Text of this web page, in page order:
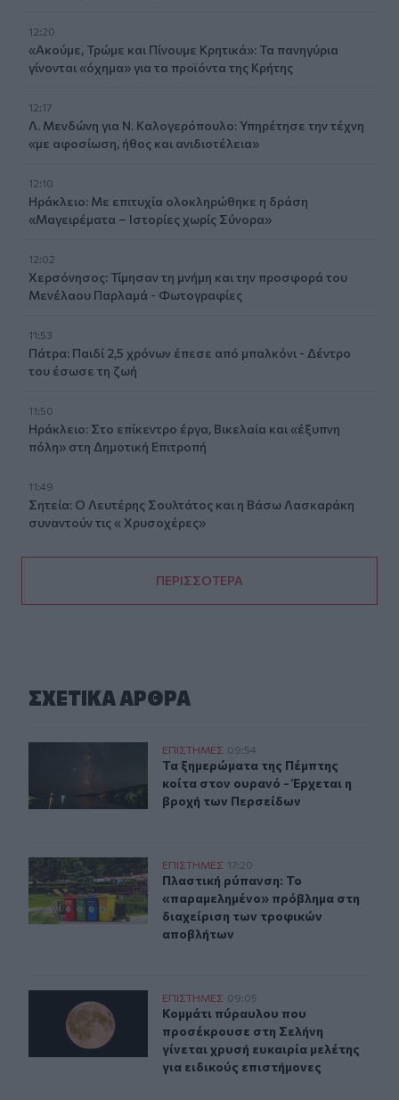
12:20
«Ακούμε, Τρώμε και Πίνουμε Κρητικά»: Τα πανηγύρια
γίνονται «όχημα» για τα προϊόντα της Κρήτης
12:17
Λ. Μενδώνη για Ν. Καλογερόπουλο: Υπηρέτησε την τέχνη
«με αφοσίωση, ήθος και ανιδιοτέλεια»
12:10
Ηράκλειο: Με επιτυχία ολοκληρώθηκε η δράση
«Μαγειρέματα – Ιστορίες χωρίς Σύνορα»
12:02
Χερσόνησος: Τίμησαν τη μνήμη και την προσφορά του
Μενέλαου Παρλαμά - Φωτογραφίες
11:53
Πάτρα: Παιδί 2,5 χρόνων έπεσε από μπαλκόνι - Δέντρο
του έσωσε τη ζωή
11:50
Ηράκλειο: Στο επίκεντρο έργα, Βικελαία και «έξυπνη
πόλη» στη Δημοτική Επιτροπή
11:49
Σητεία: Ο Λευτέρης Σουλτάτος και η Βάσω Λασκαράκη
συναντούν τις « Χρυσοχέρες»
ΠΕΡΙΣΣΟΤΕΡΑ
ΣΧΕΤΙΚA AΡΘΡΑ
Τα ξημερώματα της Πέμπτης κοίτα στον ουρανό -
ΕΠΙΣΤΗΜΕΣ 09:54
Τα ξημερώματα της Πέμπτης
Τα ξημερώματα της Πέμπτης
κοίτα στον ουρανό - Έρχεται η
βροχή των Περσείδων
Πλαστική ρύπανση: Το «παραμελημένο» πρόβλημα στη
ΕΠΙΣΤΗΜΕΣ 17:20
Πλαστική ρύπανση: Το
Πλαστική ρύπανση: Το
«παραμελημένο» πρόβλημα στη
διαχείριση των τροφικών
αποβλήτων
Κομμάτι πύραυλου που προσέκρουσε στη Σελήνη
ΕΠΙΣΤΗΜΕΣ 09:05
Κομμάτι πύραυλου που
Κομμάτι πύραυλου που
προσέκρουσε στη Σελήνη
γίνεται χρυσή ευκαιρία μελέτης
για ειδικούς επιστήμονες